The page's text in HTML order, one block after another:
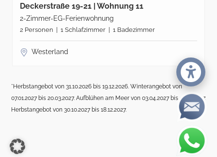
Deckerstraße 19-21 | Wohnung 11
2-Zimmer-EG-Ferienwohnung
2 Personen | 1 Schlafzimmer | 1 Badezimmer
Westerland
*Herbstangebot von 31.10.2026 bis 19.12.2026. Winterangebot von
07.01.2027 bis 20.03.2027. Aufblühen am Meer von 03.04.2027 bis 17.04.2027.
Herbstangebot von 30.10.2027 bis 18.12.2027.